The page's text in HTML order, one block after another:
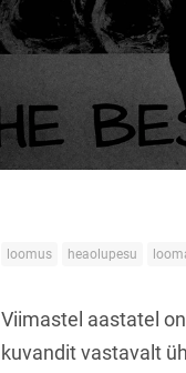
loomus heaolupesu
Viimastel aastatel
kuvandit vastavalt